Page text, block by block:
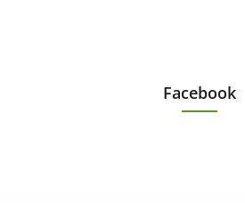
Facebook